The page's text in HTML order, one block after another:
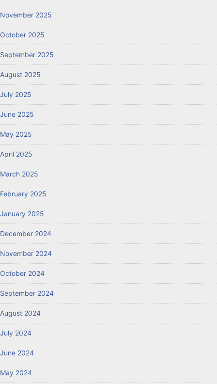
November 2025
October 2025
September 2025
August 2025
July 2025
June 2025
May 2025
April 2025
March 2025
February 2025
January 2025
December 2024
November 2024
October 2024
September 2024
August 2024
July 2024
June 2024
May 2024